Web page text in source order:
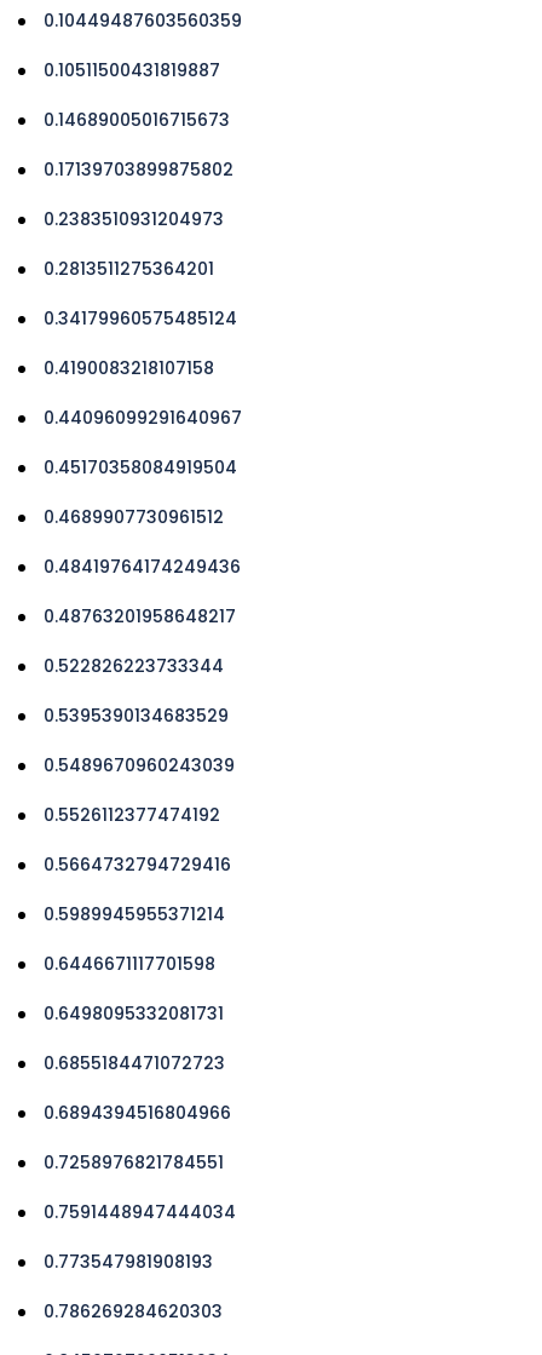
0.10449487603560359
0.10511500431819887
0.14689005016715673
0.17139703899875802
0.2383510931204973
0.2813511275364201
0.34179960575485124
0.4190083218107158
0.44096099291640967
0.45170358084919504
0.4689907730961512
0.48419764174249436
0.48763201958648217
0.522826223733344
0.5395390134683529
0.5489670960243039
0.5526112377474192
0.5664732794729416
0.5989945955371214
0.6446671117701598
0.6498095332081731
0.6855184471072723
0.6894394516804966
0.7258976821784551
0.7591448947444034
0.773547981908193
0.786269284620303